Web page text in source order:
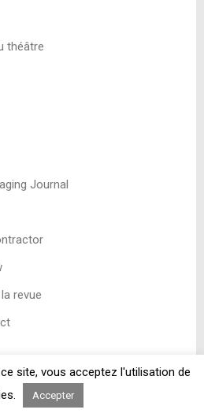
théâtre
Journal
revue
site, vous acceptez l'utilisation de
Accepter